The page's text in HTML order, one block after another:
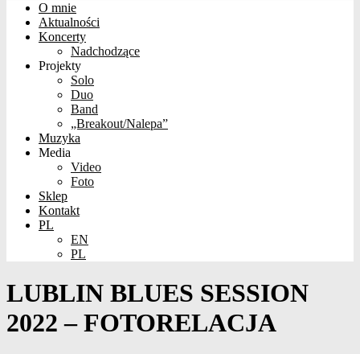
O mnie
Aktualności
Koncerty
Nadchodzące
Projekty
Solo
Duo
Band
„Breakout/Nalepa”
Muzyka
Media
Video
Foto
Sklep
Kontakt
PL
EN
PL
LUBLIN BLUES SESSION
2022 – FOTORELACJA